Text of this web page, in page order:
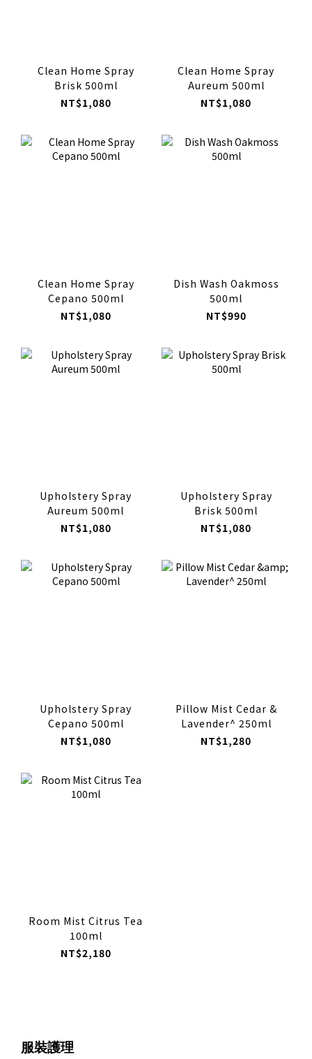
Clean Home Spray
Brisk 500ml
NT$1,080
Clean Home Spray
Aureum 500ml
NT$1,080
Clean Home Spray
Cepano 500ml
NT$1,080
Dish Wash Oakmoss
500ml
NT$990
Upholstery Spray
Aureum 500ml
NT$1,080
Upholstery Spray
Brisk 500ml
NT$1,080
Upholstery Spray
Cepano 500ml
NT$1,080
Pillow Mist Cedar &
Lavender^ 250ml
NT$1,280
Room Mist Citrus Tea
100ml
NT$2,180
服裝護理